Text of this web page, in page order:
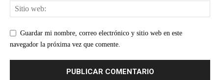
Guardar mi nombre, correo electrónico y sitio web en este
navegador la próxima vez que comente.